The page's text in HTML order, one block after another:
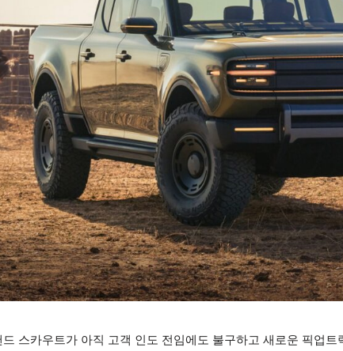
스카우트가 아직 고객 인도 전임에도 불구하고 새로운 픽업트